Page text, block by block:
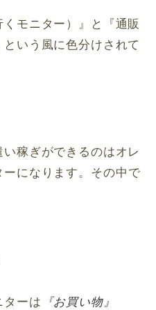
モニター）』と『通販
という風に色分けされて
稼ぎができるのはオレ
ーになります。その中で
ターは 『お買い物』